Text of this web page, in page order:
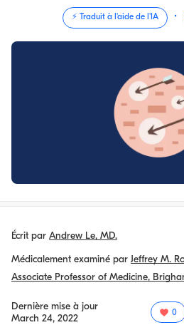
⚡️ Traduit à l'aide de l'IA ·
Écrit par Andrew Le, MD.
Médicalement examiné par Jeffrey M.
Associate Professor of Medicine,
Dernière mise à jour
March 24, 2022
0